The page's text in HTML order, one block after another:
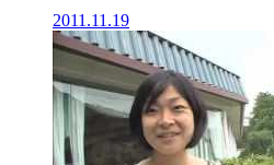
2011.11.19